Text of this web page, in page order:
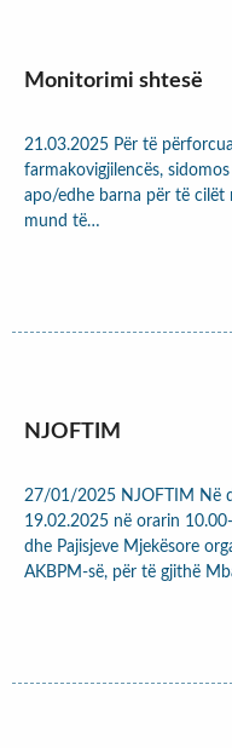
Monitorimi shtesë
21.03.2025 Për të
farmakovigjilencës,
apo/edhe barna për të cilët
mund të…
NJOFTIM
27/01/2025 NJOFTIM Në
19.02.2025 në orarin
dhe Pajisjeve Mjekësore
AKBPM-së, për të gjithë